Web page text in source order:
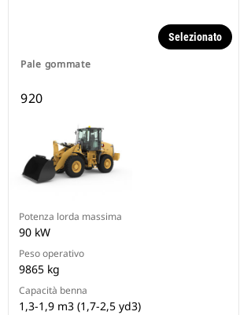
Pale gommate
Selezionato
920
Potenza lorda massima
90 kW
Peso operativo
9865 kg
Capacità benna
1,3-1,9 m3 (1,7-2,5 yd3)